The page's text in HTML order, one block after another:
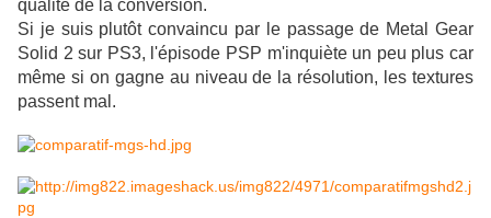
qualité de la conversion.
Si je suis plutôt convaincu par le passage de Metal Gear
Solid 2 sur PS3, l'épisode PSP m'inquiète un peu plus car
même si on gagne au niveau de la résolution, les textures
passent mal.